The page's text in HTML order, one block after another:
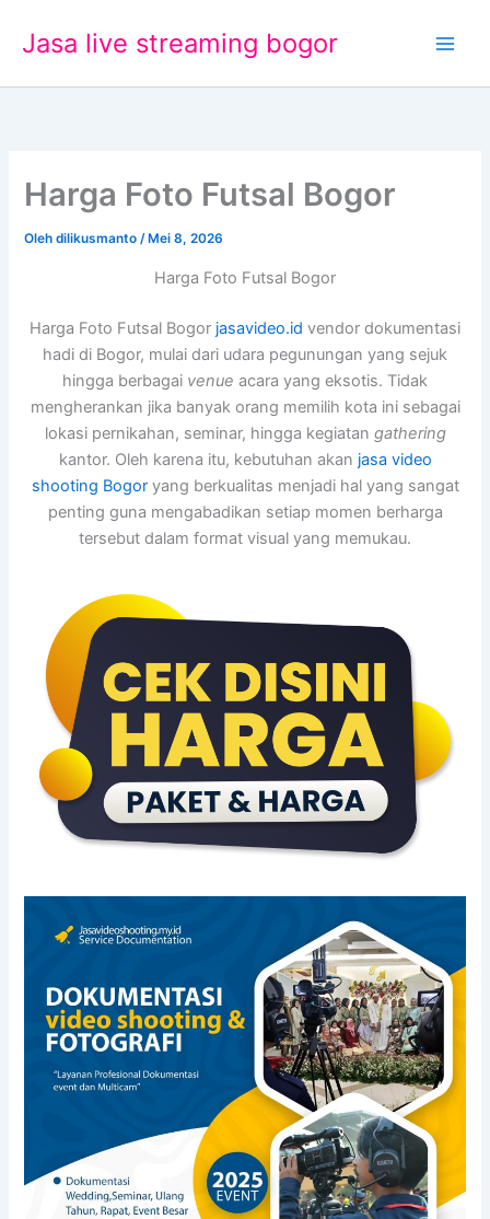
Jasa live streaming bogor
Harga Foto Futsal Bogor
Olehdilikusmanto/ Mei 8, 2026
Harga Foto Futsal Bogor
Harga Foto Futsal Bogor jasavideo.id vendor dokumentasi
hadi di Bogor, mulai dari udara pegunungan yang sejuk
hingga berbagai venue acara yang eksotis. Tidak
mengherankan jika banyak orang memilih kota ini sebagai
lokasi pernikahan, seminar, hingga kegiatan gathering
kantor. Oleh karena itu, kebutuhan akan jasa video
shooting Bogoryang berkualitas menjadi hal yang sangat
penting guna mengabadikan setiap momen berharga
tersebut dalam format visual yang memukau.